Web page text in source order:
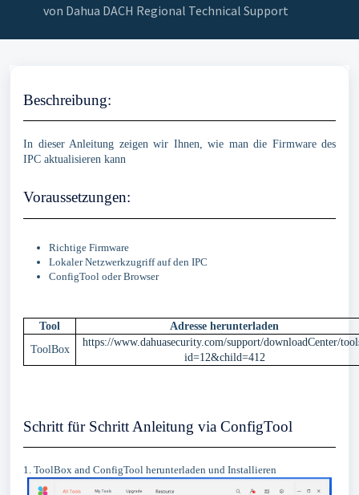
von Dahua DACH Regional Technical Support
Beschreibung:
In dieser Anleitung zeigen wir Ihnen, wie man die Firmware des
IPC aktualisieren kann
Voraussetzungen:
Richtige Firmware
Lokaler Netzwerkzugriff auf den IPC
ConfigTool oder Browser
Tool
Adresse herunterladen
ToolBox
https://www.dahuasecurity.com/support/downloadCenter/
id=12&child=412
Schritt für Schritt Anleitung via ConfigTool
1. ToolBox and ConfigTool herunterladen und Installieren